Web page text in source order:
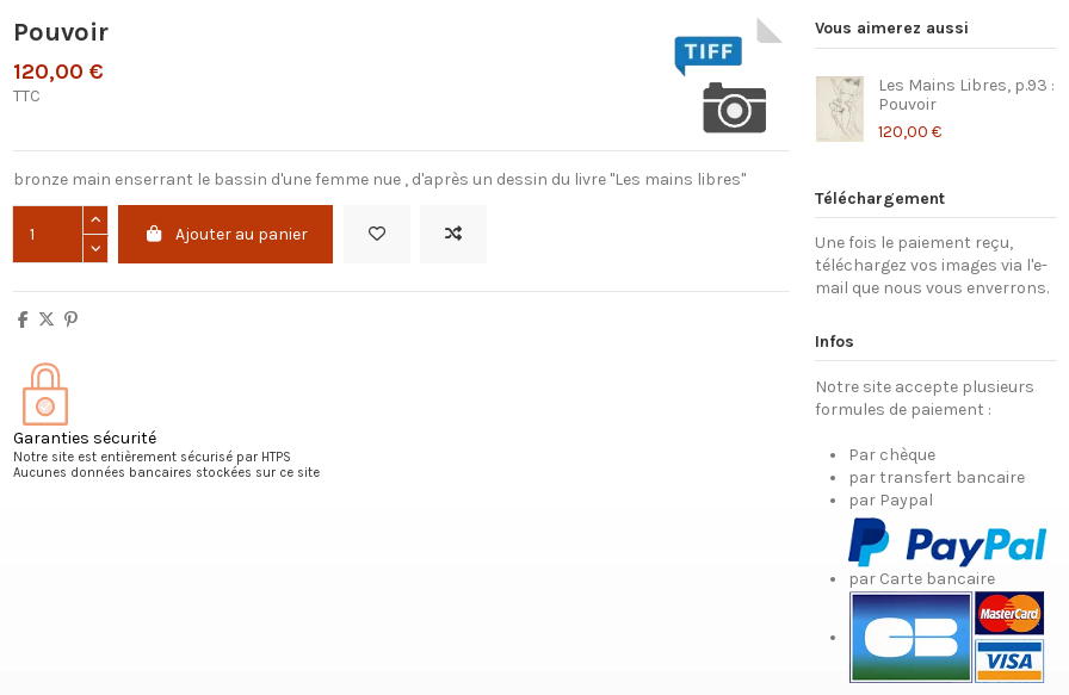
Pouvoir
120,00 €
TTC
bronze main enserrant le bassin d'une femme nue , d'après un dessin du livre "Les mains libres"
Ajouter au panier
Garanties sécurité
Notre site est entièrement sécurisé par HTPS
Aucunes données bancaires stockées sur ce site
Vous aimerez aussi
Les Mains Libres, p.93 :
Pouvoir
120,00 €
Téléchargement
Une fois le paiement reçu,
téléchargez vos images via l'e-
mail que nous vous enverrons.
Infos
Notre site accepte plusieurs
formules de paiement :
Par chèque
par transfert bancaire
par Paypal
par Carte bancaire